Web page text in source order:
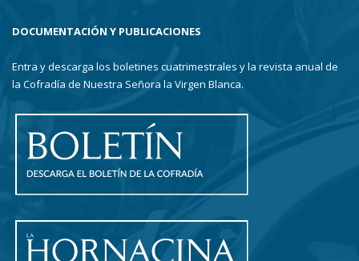
DOCUMENTACIÓN Y PUBLICACIONES
Entra y descarga los boletines cuatrimestrales y la revista anual de
la Cofradía de Nuestra Señora la Virgen Blanca.